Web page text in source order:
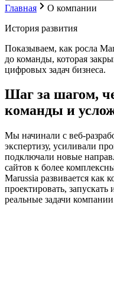
Главная
О компании
История развития
Показываем, как росла
до команды, которая
цифровых задач бизнеса.
Шаг за шагом,
команды и
Мы начинали с веб-
экспертизу, усиливали
подключали новые
сайтов к более
Marussia развивается как
проектировать, запускать
реальные задачи